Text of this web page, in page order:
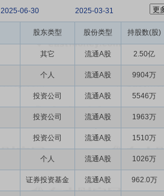
2025-06-30 2025-03-31
股东类型 股份类型 持股数(股)
其它 流通A股 2.50亿
个人 流通A股 9904万
投资公司 流通A股 5546万
投资公司 流通A股 1963万
投资公司 流通A股 1510万
个人 流通A股 1026万
证券投资基金 流通A股 962.0万